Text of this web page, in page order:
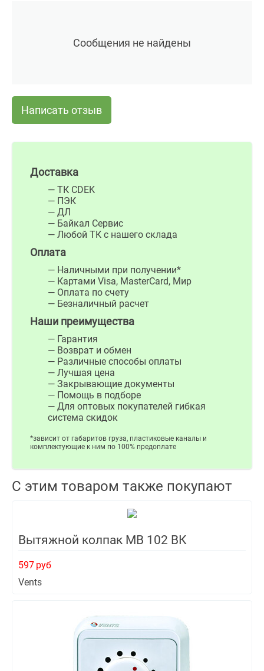
Сообщения не найдены
Написать отзыв
Доставка
— ТК CDEK
— ПЭК
— ДЛ
— Байкал Сервис
— Любой ТК с нашего склада
Оплата
— Наличными при получении*
— Картами Visa, MasterCard, Мир
— Оплата по счету
— Безналичный расчет
Наши преимущества
— Гарантия
— Возврат и обмен
— Различные способы оплаты
— Лучшая цена
— Закрывающие документы
— Помощь в подборе
— Для оптовых покупателей гибкая
система скидок
*зависит от габаритов груза, пластиковые каналы и
комплектующие к ним по 100% предоплате
С этим товаром также покупают
Вытяжной колпак МВ 102 ВК
597 руб
Vents